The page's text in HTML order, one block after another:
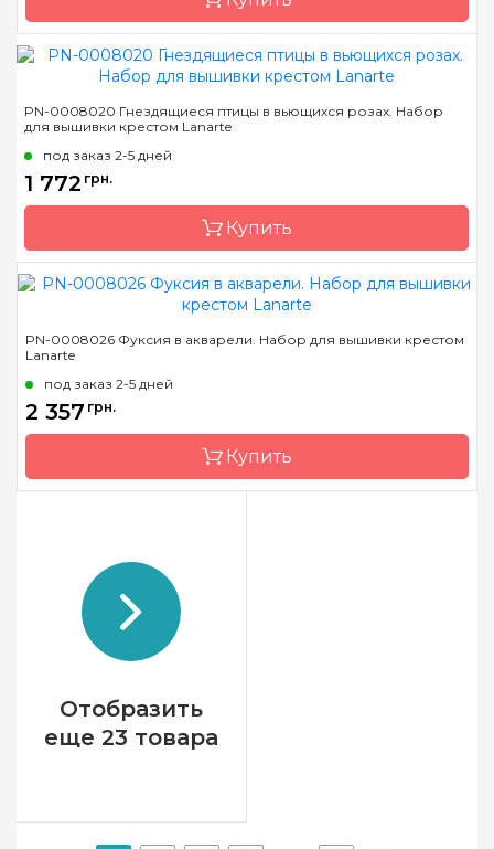
Страна-производитель
Размер
Канва
PN-0008020 Гнездящиеся птицы в вьющихся розах. Набор
для вышивки крестом Lanarte
под заказ 2-5 дней
1 772 грн.
Купить
Страна-производитель
Размер
Канва
PN-0008026 Фуксия в акварели. Набор для вышивки крестом
Lanarte
под заказ 2-5 дней
2 357 грн.
Купить
Страна-производитель
Размер
Отобразить
еще 23 товара